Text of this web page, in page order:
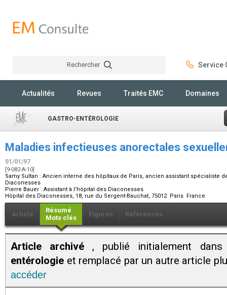
Rechercher Service
Actualités Revues Traités EMC Domaines
GASTRO-ENTÉROLOGIE
Maladies infectieuses anorectales
01/01/97
[9-082-A-10]
Samy Sultan : Ancien interne des hôpitaux de Paris, ancien assistant spécialiste
Diaconesses
Pierre Bauer : Assistant à l'hôpital des Diaconesses
Hôpital des Diaconesses, 18, rue du Sergent-Bauchat, 75012 Paris France
Article
Résumé
Mots clés
Figures Références
Article archivé , publié initialement
entérologie et remplacé par un autre article
accéder